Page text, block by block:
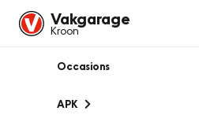
Vakgarage
Kroon
Occasions
APK